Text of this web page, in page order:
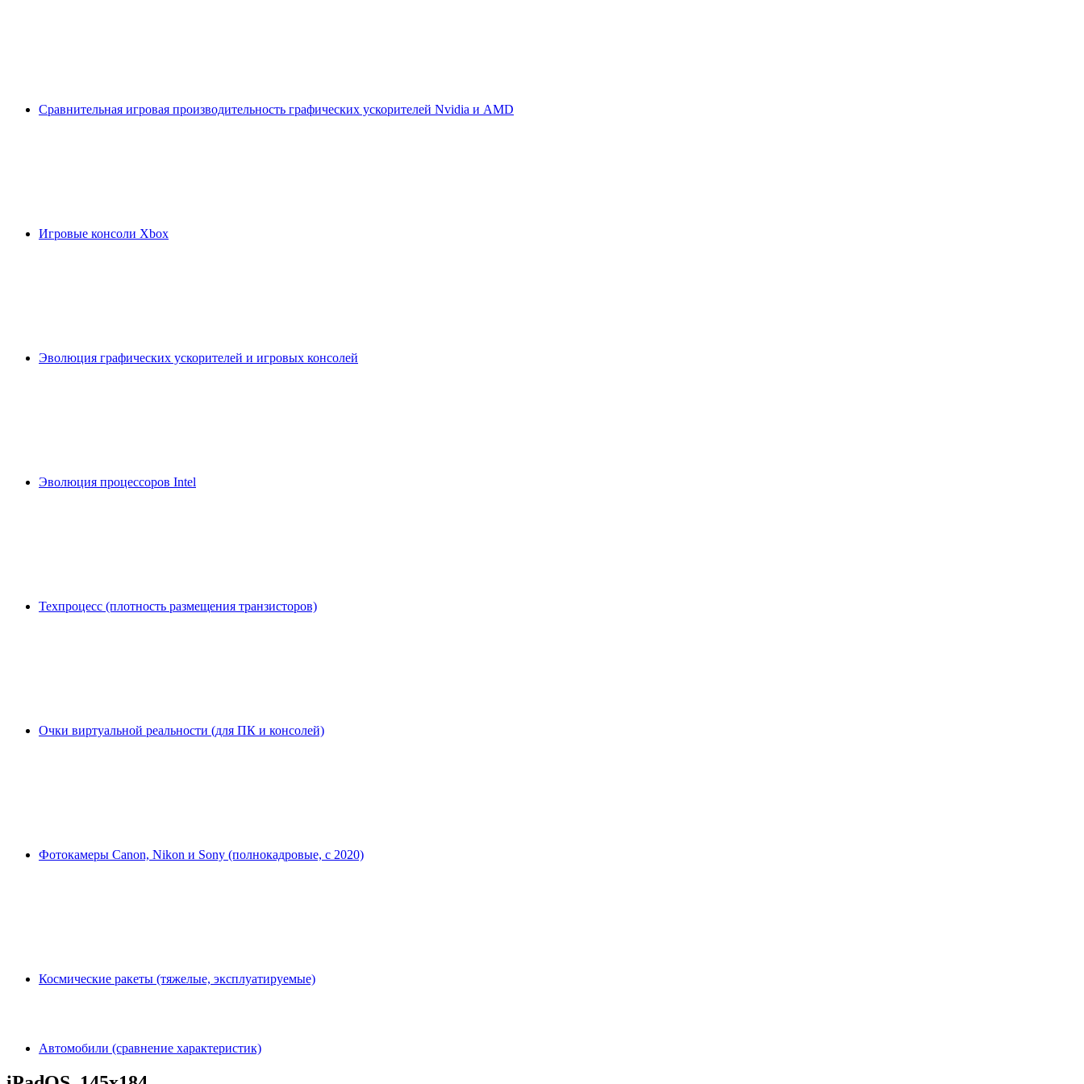
Сравнительная игровая производительность графических ускорителей Nvidia и AMD
Игровые консоли Xbox
Эволюция графических ускорителей и игровых консолей
Эволюция процессоров Intel
Техпроцесс (плотность размещения транзисторов)
Очки виртуальной реальности (для ПК и консолей)
Фотокамеры Canon, Nikon и Sony (полнокадровые, с 2020)
Космические ракеты (тяжелые, эксплуатируемые)
Автомобили (сравнение характеристик)